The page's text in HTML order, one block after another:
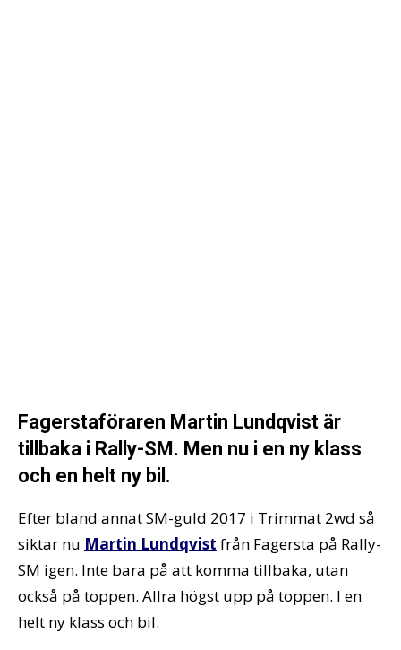
Fagerstaföraren Martin Lundqvist är
tillbaka i Rally-SM. Men nu i en ny klass
och en helt ny bil.
Efter bland annat SM-guld 2017 i Trimmat 2wd så
siktar nu Martin Lundqvist från Fagersta på Rally-
SM igen. Inte bara på att komma tillbaka, utan
också på toppen. Allra högst upp på toppen. I en
helt ny klass och bil.